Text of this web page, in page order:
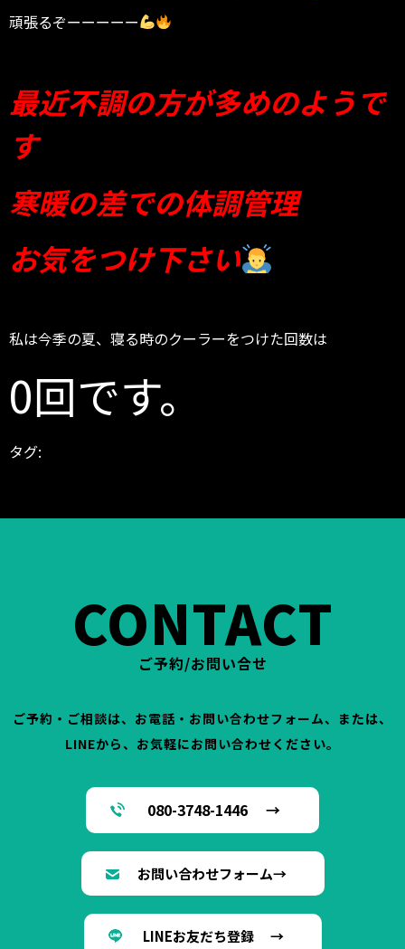
頑張るぞーーーーー
最近不調の方が多めのようで
す
寒暖の差での体調管理
お気をつけ下さい
私は今季の夏、寝る時のクーラーをつけた回数は
0回です。
タグ:
ング富山県 高岡市 東中川町 ヒノキビル
CONTACT
ご予約/お問い合せ
ご予約・ご相談は、お電話・お問い合わせフォーム、または、
LINEから、お気軽にお問い合わせください。
080-3748-1446 →
お問い合わせフォーム→
LINEお友だち登録 →